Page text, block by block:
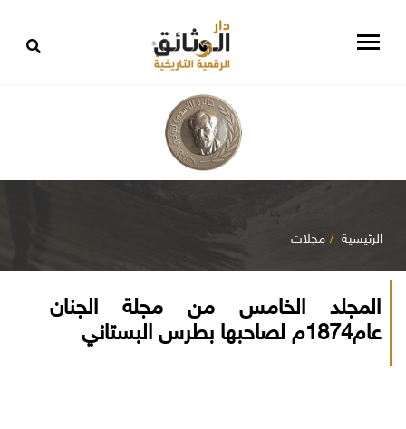
الرئيسية مجلات
المجلد الخامس من مجلة الجنان
عام1874م لصاحبها بطرس البستاني